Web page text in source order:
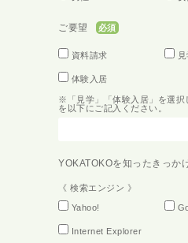
ご要望 必須
資料請求
体験入居
※「見学」「体験入居」を選択
を以下にご記入ください。
YOKATOKOを知ったきっか
《 検索エンジン 》
Yahoo!
Internet Explorer